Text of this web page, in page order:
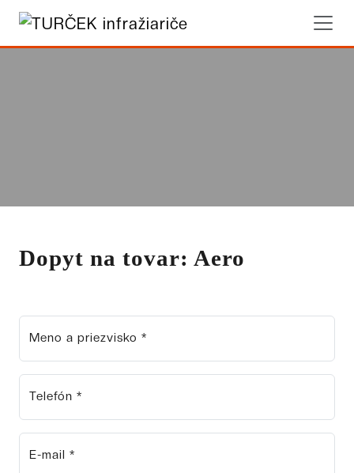
Dopyt na tovar: Aero
Meno a priezvisko *
Telefón *
E-mail *